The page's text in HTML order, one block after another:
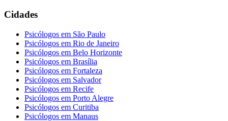
Cidades
Psicólogos em São Paulo
Psicólogos em Rio de Janeiro
Psicólogos em Belo Horizonte
Psicólogos em Brasília
Psicólogos em Fortaleza
Psicólogos em Salvador
Psicólogos em Recife
Psicólogos em Porto Alegre
Psicólogos em Curitiba
Psicólogos em Manaus